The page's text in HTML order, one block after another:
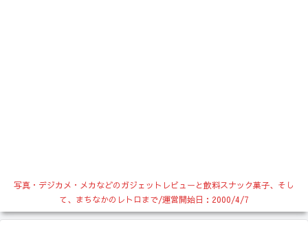
写真・デジカメ・メカなどのガジェットレビューと飲料スナック菓子、そし
て、まちなかのレトロまで/運営開始日：2000/4/7